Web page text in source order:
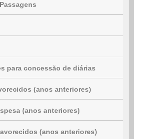
para concessão de diárias
(anos anteriores)
(anos anteriores)
(anos anteriores)